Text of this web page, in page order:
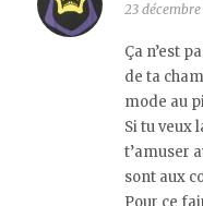
23
Ça n’est
de ta
mode au
Si tu veux
t’amuser
sont aux
Pour ce